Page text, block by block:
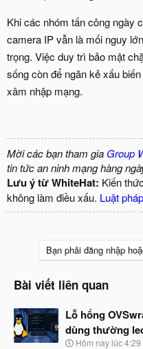
Khi các nhóm tấn công ngày
camera IP vẫn là mối nguy
trọng. Việc duy trì bảo mật
sống còn để ngăn kẻ xấu
xâm nhập mạng.
Mời các bạn tham gia Group
tin tức an ninh mạng hàng
Lưu ý từ WhiteHat: Kiến
không làm điều xấu. Luật
Bạn phải đăng nhập
Bài viết liên quan
Lỗ hổng
dùng thường
N
Hôm nay lúc 4:29